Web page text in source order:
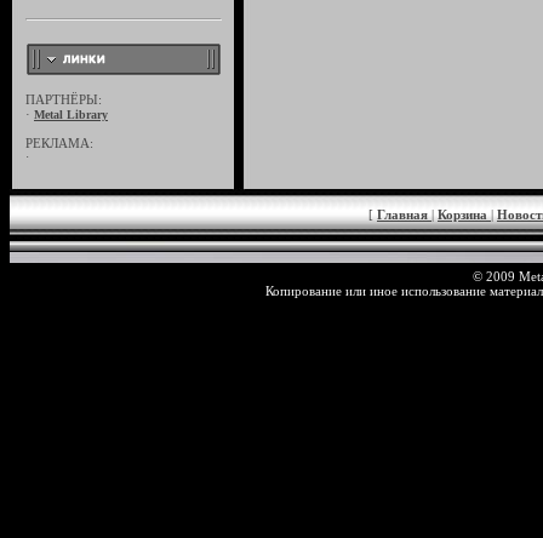
ПАРТНЁРЫ:
· Metal Library
РЕКЛАМА:
·
[ Главная | Корзина |
© 2009
Копирование или иное использование